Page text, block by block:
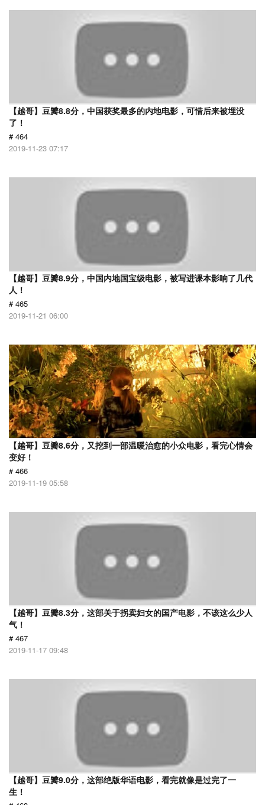
【越哥】豆瓣8.8分，中国获奖最多的内地电影，可惜后来被埋没
了！
# 464
2019-11-23 07:17
【越哥】豆瓣8.9分，中国内地国宝级电影，被写进课本影响了几代
人！
# 465
2019-11-21 06:00
【越哥】豆瓣8.6分，又挖到一部温暖治愈的小众电影，看完心情会
变好！
# 466
2019-11-19 05:58
【越哥】豆瓣8.3分，这部关于拐卖妇女的国产电影，不该这么少人
气！
# 467
2019-11-17 09:48
【越哥】豆瓣9.0分，这部绝版华语电影，看完就像是过完了一
生！